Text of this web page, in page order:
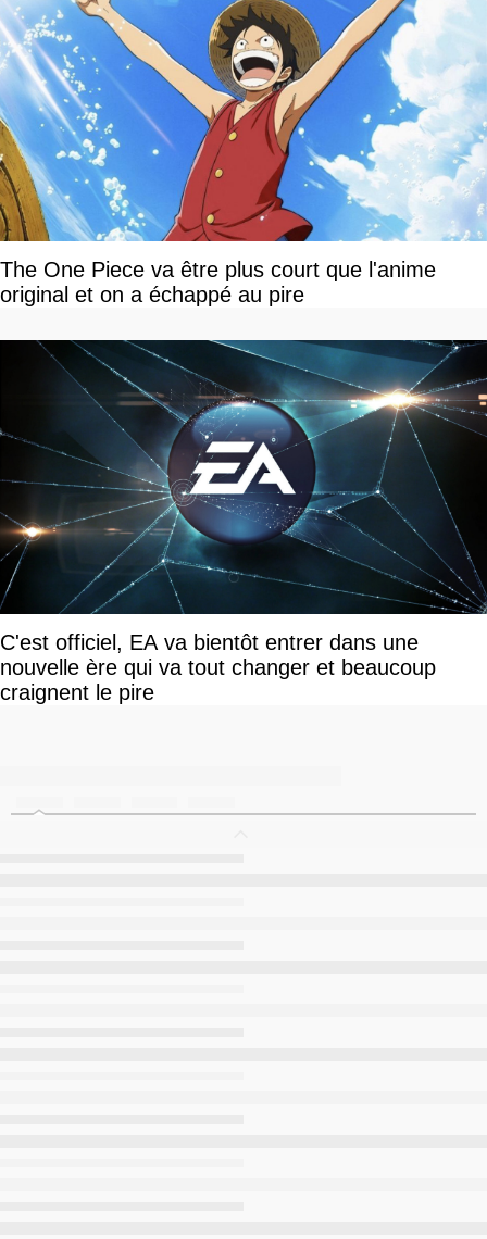
The One Piece va être plus court que l'anime
original et on a échappé au pire
C'est officiel, EA va bientôt entrer dans une
nouvelle ère qui va tout changer et beaucoup
craignent le pire